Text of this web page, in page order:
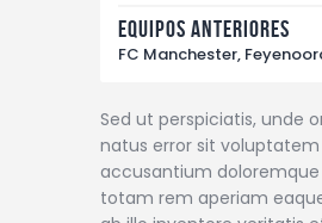
Equipos anteriores
FC Manchester,
Sed ut perspiciatis, unde
natus error sit voluptatem
accusantium
totam rem aperiam